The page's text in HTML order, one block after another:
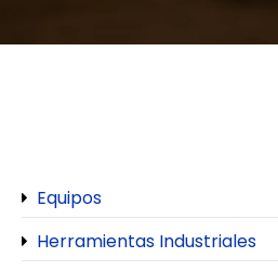
Equipos
Herramientas Industriales